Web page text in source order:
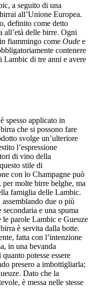
a seguito di una
all’Unione Europea.
definito come detto
all’età delle birre. Ogni
fiammingo come Oude e
contenere
Lambic di tre anni e avere
spesso applicato in
che si possono fare
svolge un’ulteriore
l’espressione
di vino della
stile di
con lo Champagne può
molte birre belghe, ma
famiglia delle Lambic.
due o più
e una spuma
parole Lambic e Gueuze
è servita dalla botte.
fatta con l’intenzione
in una bevanda
potesse essere
presero a imbottigliarla;
Dato che la
è messa nelle stesse